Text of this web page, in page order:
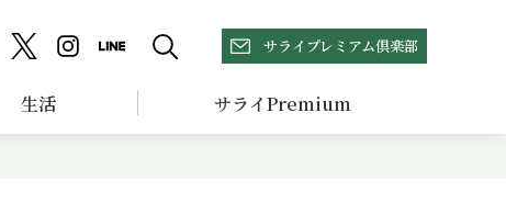
サライプレミアム倶楽部
生活 サライPremium